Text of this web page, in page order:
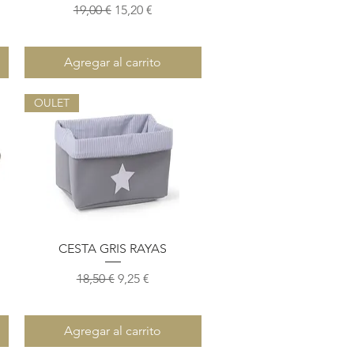
Precio
19,00 € Precio de oferta
15,20 €
Agregar al carrito
Vista rápida
OULET
CESTA GRIS RAYAS
Precio
18,50 € Precio de oferta
9,25 €
Agregar al carrito